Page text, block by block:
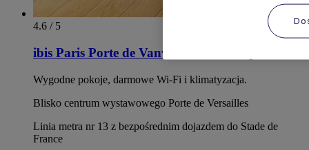
4.6 / 5
ibis Paris Porte de Vanves Parc des Expositions
Wygodne pokoje, darmowe Wi‑Fi i klimatyzacja.
Blisko centrum wystawowego Porte de Versailles
Linia metra nr 13 z bezpośrednim dojazdem do Stade de
France